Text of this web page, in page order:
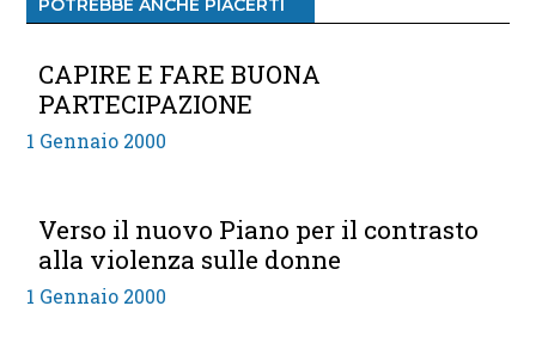
POTREBBE ANCHE PIACERTI
CAPIRE E FARE BUONA
PARTECIPAZIONE
1 Gennaio 2000
Verso il nuovo Piano per il contrasto
alla violenza sulle donne
1 Gennaio 2000